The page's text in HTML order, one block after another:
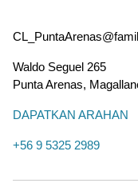
Waldo Seguel 265
Punta Arenas,
DAPATKAN ARAHAN
+56 9 5325 2989